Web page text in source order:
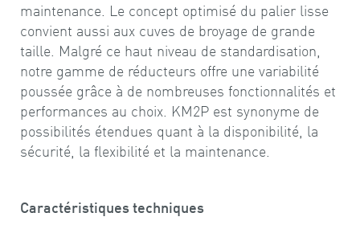
maintenance. Le concept optimisé du palier lisse
convient aussi aux cuves de broyage de grande
taille. Malgré ce haut niveau de standardisation,
notre gamme de réducteurs offre une variabilité
poussée grâce à de nombreuses fonctionnalités et
performances au choix. KM2P est synonyme de
possibilités étendues quant à la disponibilité, la
sécurité, la flexibilité et la maintenance.
Caractéristiques techniques